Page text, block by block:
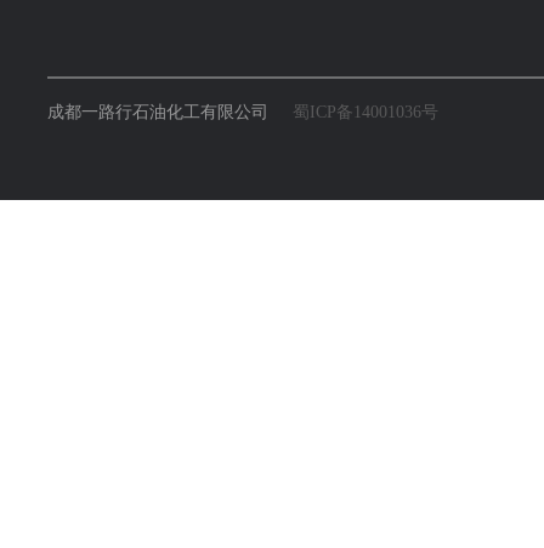
成都一路行石油化工有限公司 蜀ICP备14001036号